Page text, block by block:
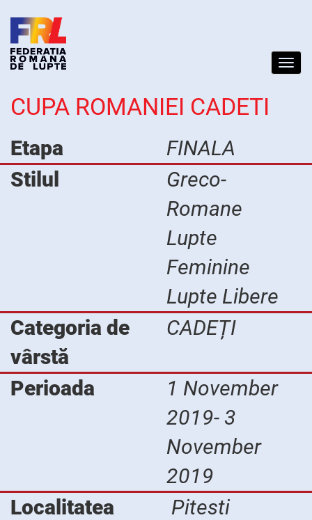
CUPA ROMANIEI CADETI
Etapa
FINALA
Stilul
Greco-
Romane
Lupte
Feminine
Lupte Libere
Categoria de
vârstă
CADEȚI
Perioada
1 November
2019- 3
November
2019
Localitatea
Pitesti